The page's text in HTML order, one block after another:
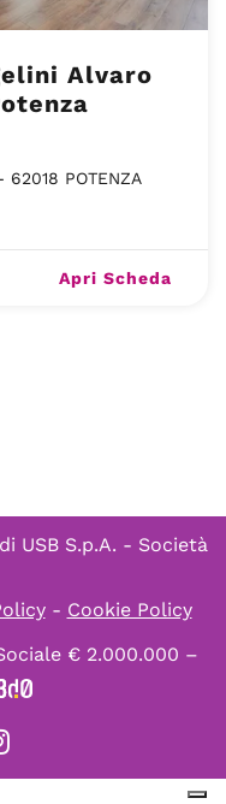
Alvaro
62018 POTENZA
Apri Scheda
USB S.p.A. - Società
- Cookie Policy
€ 2.000.000 –